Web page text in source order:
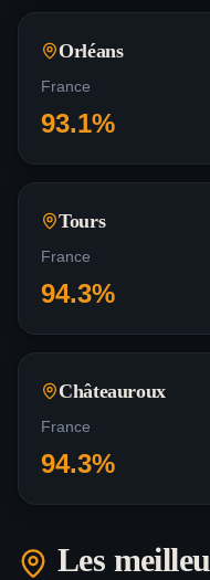
Orléans
France
93.1%
Tours
France
94.3%
Châteauroux
France
94.3%
Les